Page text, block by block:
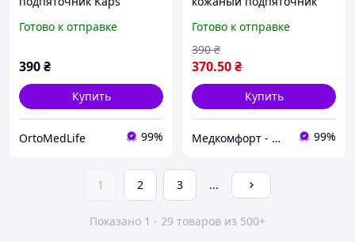
шпоре
Готово к отправке
390₴
Купить
OrtoMedLife 99%
Heelmed+ Kaps
Готово к отправке
370.50₴
390 ₴
Купить
Медкомфорт - Маркет здоровья 99%
1 2 3 ...
Показано 1 - 29 товаров из 500+